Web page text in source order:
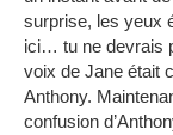
surprise, les yeux
ici… tu ne devrais
voix de Jane était
Anthony.
confusion